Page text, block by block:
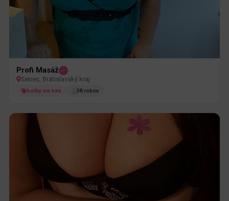
Profi Masáž
Senec, Bratislavský kraj
holky na sex 38 rokov